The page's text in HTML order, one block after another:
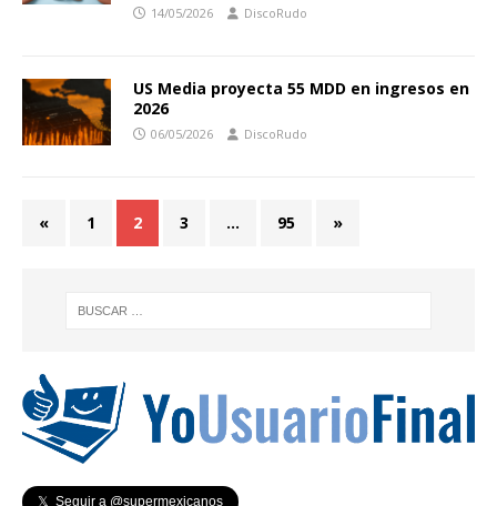
14/05/2026 DiscoRudo
US Media proyecta 55 MDD en ingresos en
2026
06/05/2026 DiscoRudo
« 1 2 3 … 95 »
𝕏 Seguir a @supermexicanos